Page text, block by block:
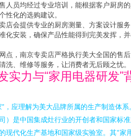
人员均经过专业培训，能根据客户厨房
性化的选购建议。
店会提供专业的厨房测量、方案设计服
化安装，确保产品性能得到完美发挥，
点，南京专卖店严格执行美大全国的售
洗、维修等服务，让消费者无后顾之忧。
实力与“家用电器研发”
，应理解为美大品牌所属的生产制造体系
）是中国集成灶行业的开创者和国家标
现代化生产基地和国家级实验室。其“家